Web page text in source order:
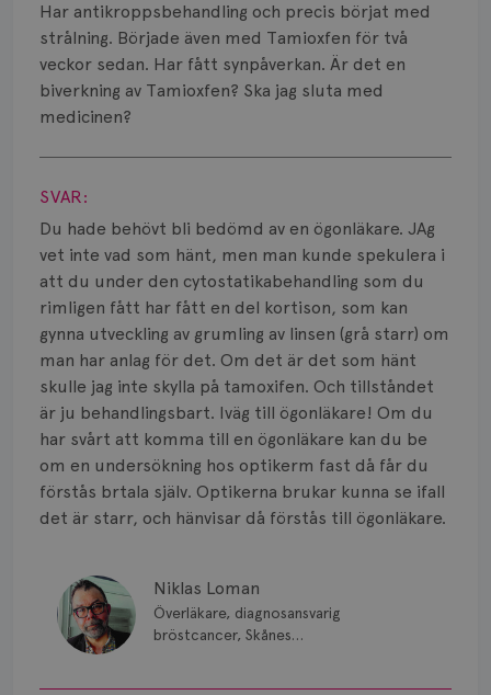
Har antikroppsbehandling och precis börjat med
strålning. Började även med Tamioxfen för två
veckor sedan. Har fått synpåverkan. Är det en
biverkning av Tamioxfen? Ska jag sluta med
medicinen?
Visa svar
SVAR:
Du hade behövt bli bedömd av en ögonläkare. JAg
vet inte vad som hänt, men man kunde spekulera i
att du under den cytostatikabehandling som du
rimligen fått har fått en del kortison, som kan
gynna utveckling av grumling av linsen (grå starr) om
man har anlag för det. Om det är det som hänt
skulle jag inte skylla på tamoxifen. Och tillståndet
är ju behandlingsbart. Iväg till ögonläkare! Om du
har svårt att komma till en ögonläkare kan du be
om en undersökning hos optikerm fast då får du
förstås brtala själv. Optikerna brukar kunna se ifall
det är starr, och hänvisar då förstås till ögonläkare.
Niklas Loman
Överläkare, diagnosansvarig
bröstcancer, Skånes
Biverkningar
Bröstvårta
Knöl
Läkemedel
Smärta
Prognos
Risker
Spridd bröstcancer
Strålning
Vätska